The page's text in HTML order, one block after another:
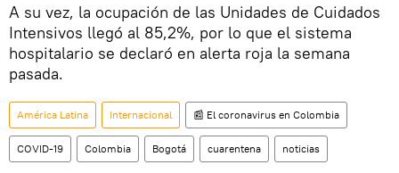
A su vez, la ocupación de las Unidades de Cuidados
Intensivos llegó al 85,2%, por lo que el sistema
hospitalario se declaró en alerta roja la semana
pasada.
América Latina Internacional 📰 El coronavirus en Colombia
COVID-19 Colombia Bogotá cuarentena noticias